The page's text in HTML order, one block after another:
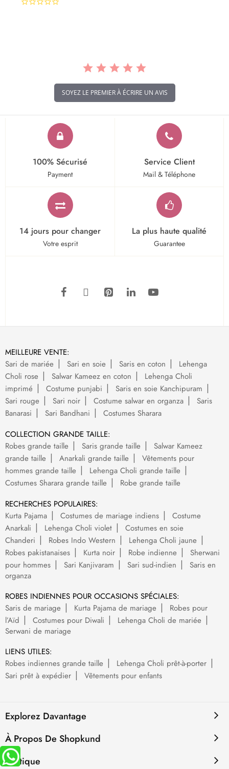
SOYEZ LE PREMIER À ÉCRIRE UN AVIS
100% Sécurisé
Payment
Service Client
Mail & Téléphone
14 jours pour changer
Votre esprit
La plus haute qualité
Guarantee
MEILLEURE VENTE:
Sari de mariée
Sari en soie Saris en coton
Lehenga
Choli rose
Salwar Kameez en coton
Lehenga Choli
imprimé
Costume punjabi
Saris en soie Kanchipuram
Sari rouge
Sari noir Costume salwar en organza
Saris
Banarasi
Sari Bandhani
Costumes Sharara
COLLECTION GRANDE TAILLE:
Robes grande taille
Saris grande taille
Salwar Kameez
grande taille
Anarkali grande taille
Vêtements pour
hommes grande taille
Lehenga Choli grande taille
Costumes Sharara grande taille
Robe grande taille
RECHERCHES POPULAIRES:
Kurta Pajama
Costumes de mariage indiens
Costume
Anarkali
Lehenga Choli violet
Costumes en soie
Chanderi
Robes Indo Western
Lehenga Choli jaune
Robes pakistanaises
Kurta noir Robe indienne
Sherwani
pour hommes
Sari Kanjivaram Sari sud-indien
Saris en
organza
ROBES INDIENNES POUR OCCASIONS SPÉCIALES:
Saris de mariage
Kurta Pajama de mariage
Robes pour
l’Aïd
Costumes pour Diwali
Lehenga Choli de mariée
Serwani de mariage
LIENS UTILES:
Robes indiennes grande taille
Lehenga Choli prêt-à-porter
Sari prêt à expédier
Vêtements pour enfants
Explorez Davantage
À Propos De Shopkund
Politique